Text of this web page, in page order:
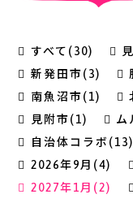
すべて(30)
新発田市(3)
南魚沼市(1)
見附市(1)
ム
自治体コラボ(13)
2026年9月(4)
2027年1月(2)